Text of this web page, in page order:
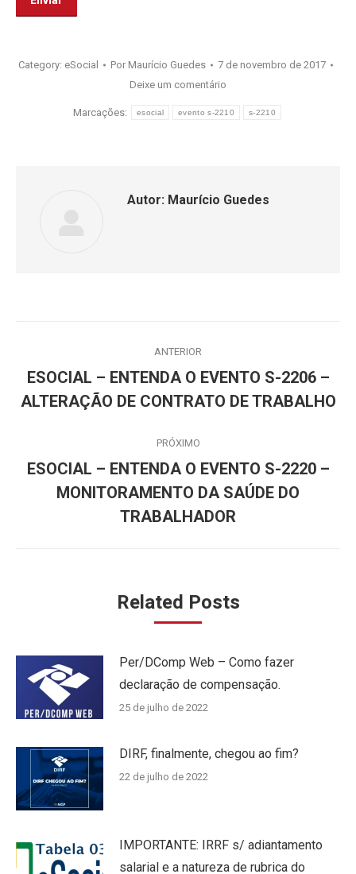
Category: eSocial Por Maurício Guedes
7 de novembro de 2017
Deixe um comentário
Marcações: esocial evento s-2210 s-2210
Autor: Maurício Guedes
de
post:
ANTERIOR
Post
anterior:
ESOCIAL – ENTENDA O EVENTO S-2206 –
ALTERAÇÃO DE CONTRATO DE TRABALHO
PRÓXIMO
Próximo
post:
ESOCIAL – ENTENDA O EVENTO S-2220 –
MONITORAMENTO DA SAÚDE DO
TRABALHADOR
Related Posts
Per/DComp Web – Como fazer
declaração de compensação.
25 de julho de 2022
DIRF, finalmente, chegou ao fim?
22 de julho de 2022
IMPORTANTE: IRRF s/ adiantamento
salarial e a natureza de rubrica do